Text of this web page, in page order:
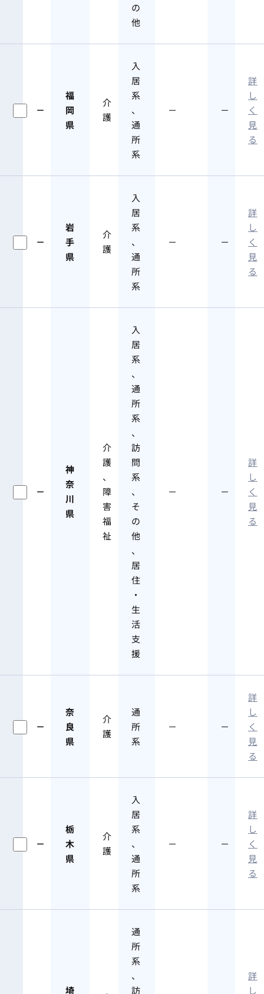
の
他
－
福
岡
県
介
護
入
居
系
、
通
所
系
－ －
詳
し
く
見
る
－
岩
手
県
介
護
入
居
系
、
通
所
系
－ －
詳
し
く
見
る
－
神
奈
川
県
介
護
、
障
害
福
祉
入
居
系
、
通
所
系
、
訪
問
系
、
そ
の
他
、
居
住
・
生
活
支
援
－ －
詳
し
く
見
る
－
奈
良
県
介
護
通
所
系
－ －
詳
し
く
見
る
－
栃
木
県
介
護
入
居
系
、
通
所
系
－ －
詳
し
く
見
る
埼
通
所
系
、
訪
詳
し